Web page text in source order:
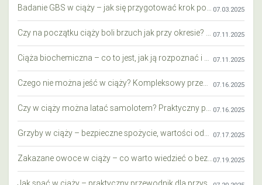
Badanie GBS w ciąży – jak się przygotować krok po kroku? 07.03.2025
Czy na początku ciąży boli brzuch jak przy okresie? Wyjaśniamy objawy i różnice 07.11.2025
Ciąża biochemiczna – co to jest, jak ją rozpoznać i co warto wiedzieć? 07.11.2025
Czego nie można jeść w ciąży? Kompleksowy przewodnik dla przyszłych mam 07.16.2025
Czy w ciąży można latać samolotem? Praktyczny przewodnik dla przyszłych mam 07.16.2025
Grzyby w ciąży – bezpieczne spożycie, wartości odżywcze i zagrożenia 07.17.2025
Zakazane owoce w ciąży – co warto wiedzieć o bezpieczeństwie diety przyszłej mamy?07.19.2025